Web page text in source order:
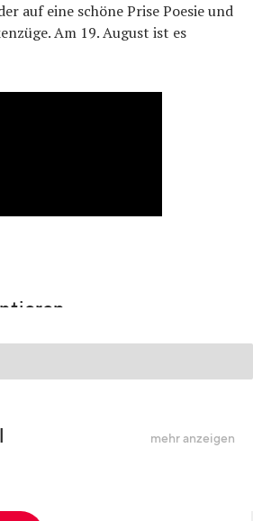
auf eine schöne Prise Poesie und
Am 19. August ist es
mehr anzeigen